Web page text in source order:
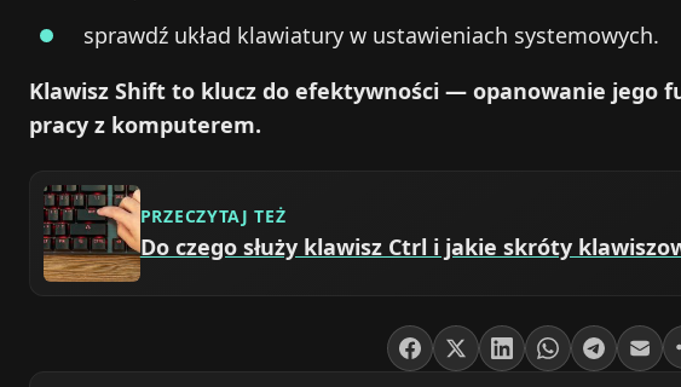
sprawdź układ klawiatury w ustawieniach systemowych.
Klawisz Shift to klucz do efektywności — opanowanie jego
pracy z komputerem.
PRZECZYTAJ TEŻ
Do czego służy klawisz Ctrl i jakie skróty